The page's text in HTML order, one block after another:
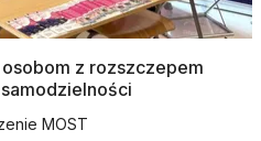
osobom z rozszczepem
MOST